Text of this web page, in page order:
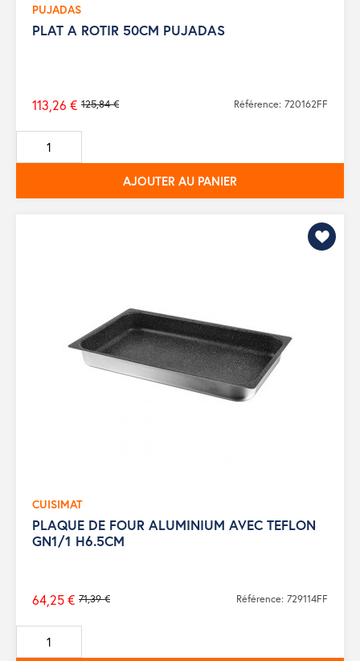
PUJADAS
PLAT A ROTIR 50CM PUJADAS
Prix
de
base
125,84 €
113,26 € Référence: 720162FF
AJOUTER AU PANIER
CUISIMAT
PLAQUE DE FOUR ALUMINIUM AVEC TEFLON
GN1/1 H6.5CM
Prix
de
base
71,39 €
64,25 € Référence: 729114FF